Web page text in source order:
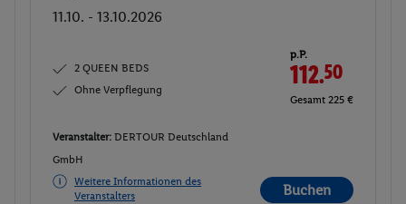
11.10. - 13.10.2026
2 QUEEN BEDS
Ohne Verpflegung
p.P.
112.50
Gesamt 225 €
Veranstalter: DERTOUR Deutschland
GmbH
Weitere Informationen des
Veranstalters
Buchen